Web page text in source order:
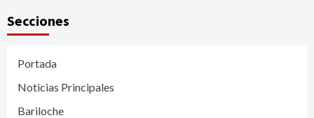
Secciones
Portada
Noticias Principales
Bariloche